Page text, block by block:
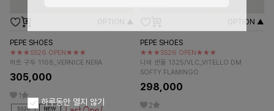
OPTION ▲
PEPE SHOES
★★★SS26 OPEN★★★
하트 구두 1168_VERNICE NERA
305,000
1
OPTION ▲
PEPE SHOES
★★★SS26 OPEN★★★
나비 샌들 1325/VLC_VITELLO DM
SOFTY FLAMINGO
298,000
2
하루동안 열지 않기